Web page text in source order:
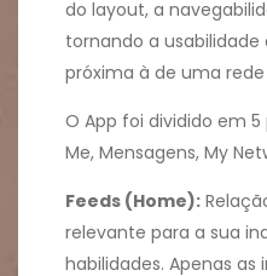
do layout, a
tornando a
próxima à de uma rede
O App foi dividido em
Me, Mensagens, My
Feeds (Home):
relevante para a sua
habilidades. Apenas